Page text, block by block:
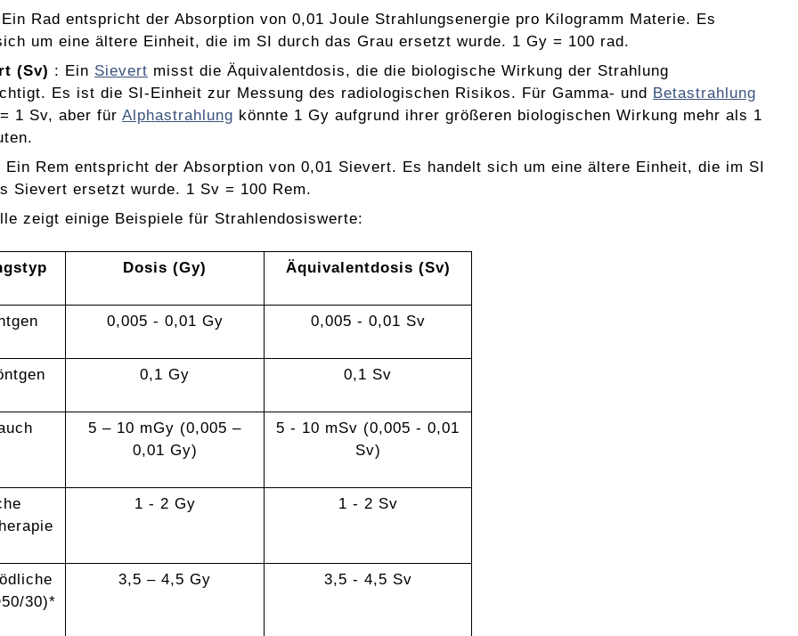
Rad entspricht der Absorption von 0,01 Joule Strahlungsenergie pro Kilogramm Materie. Es
um eine ältere Einheit, die im SI durch das Grau ersetzt wurde. 1 Gy = 100 rad.
(Sv) : Ein Sievert misst die Äquivalentdosis, die die biologische Wirkung der Strahlung
Es ist die SI-Einheit zur Messung des radiologischen Risikos. Für Gamma- und Betastrahlung
1 Sv, aber für Alphastrahlung könnte 1 Gy aufgrund ihrer größeren biologischen Wirkung mehr als 1
Rem entspricht der Absorption von 0,01 Sievert. Es handelt sich um eine ältere Einheit, die im SI
Sievert ersetzt wurde. 1 Sv = 100 Rem.
zeigt einige Beispiele für Strahlendosiswerte:
Dosis (Gy) Äquivalentdosis (Sv)
0,005 - 0,01 Gy 0,005 - 0,01 Sv
0,1 Gy 0,1 Sv
5 – 10 mGy (0,005 –
0,01 Gy)
5 - 10 mSv (0,005 - 0,01
Sv)
1 - 2 Gy 1 - 2 Sv
30)*
3,5 – 4,5 Gy 3,5 - 4,5 Sv